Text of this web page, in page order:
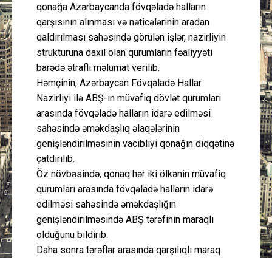
qonağa Azərbaycanda fövqəladə halların
qarşısının alınması və nəticələrinin aradan
qaldırılması sahəsində görülən işlər, nazirliyin
strukturuna daxil olan qurumların fəaliyyəti
barədə ətraflı məlumat verilib.
Həmçinin, Azərbaycan Fövqəladə Hallar
Nazirliyi ilə ABŞ-ın müvafiq dövlət qurumları
arasında fövqəladə halların idarə edilməsi
sahəsində əməkdaşlıq əlaqələrinin
genişləndirilməsinin vacibliyi qonağın diqqətinə
çatdırılıb.
Öz növbəsində, qonaq hər iki ölkənin müvafiq
qurumları arasında fövqəladə halların idarə
edilməsi sahəsində əməkdaşlığın
genişləndirilməsində ABŞ tərəfinin maraqlı
olduğunu bildirib.
Daha sonra tərəflər arasında qarşılıqlı maraq